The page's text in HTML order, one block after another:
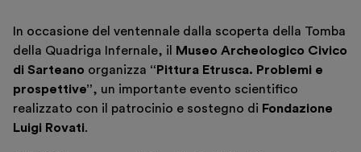
Visita
Mostre e appuntamenti
Educazione
In occasione del ventennale dalla scoperta della Tomba
della Quadriga Infernale, il
Museo Archeologico Civico
di Sarteano organizza “Pittura Etrusca. Problemi e
prospettive”, un importante evento scientifico
realizzato con il patrocinio e sostegno di Fondazione
Luigi Rovati.